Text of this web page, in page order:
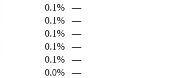
0.1%
—
0.1%
—
0.1%
—
0.1%
—
0.1%
—
0.0%
—